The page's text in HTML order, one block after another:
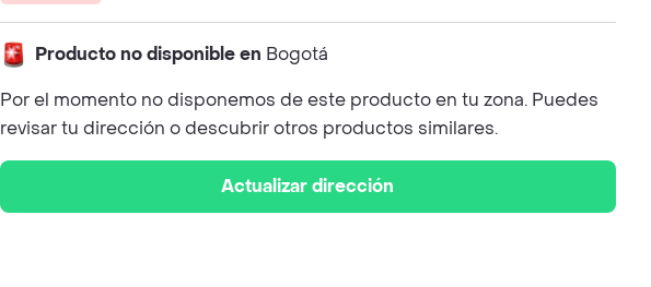
Producto no disponible en Bogotá
Por el momento no disponemos de este producto en tu zona. Puedes
revisar tu dirección o descubrir otros productos similares.
Actualizar dirección